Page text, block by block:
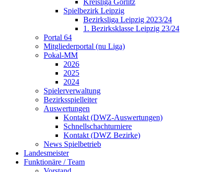
Spielbezirk Leipzig
Bezirksliga Leipzig 2023/24
1. Bezirksklasse Leipzig 23/24
Portal 64
Mitgliederportal (nu Liga)
Pokal-MM
2026
2025
2024
Spielerverwaltung
Bezirksspielleiter
Auswertungen
Kontakt (DWZ-Auswertungen)
Schnellschachturniere
Kontakt (DWZ Bezirke)
News Spielbetrieb
Landesmeister
Funktionäre / Team